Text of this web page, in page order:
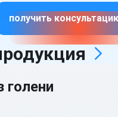
получить
голени